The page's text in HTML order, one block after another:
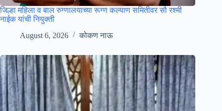
जिल्हा महिला व बाल रुग्णालयाच्या रूग्ण कल्याण समितीवर सौ रश्मी
नाईक यांची नियुक्ती
August 6, 2026
कोकण नाऊ